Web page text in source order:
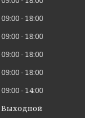
09:00 18:00
09:00 18:00
09:00 18:00
09:00 18:00
09:00 14:00
Выходной